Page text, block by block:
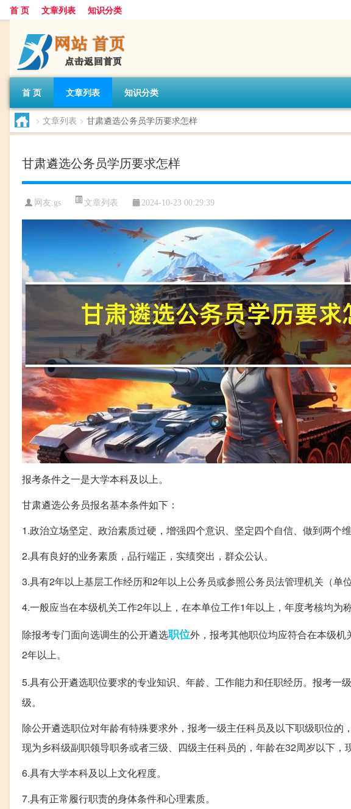
首 页 文章列表 知识分类
首 页 文章列表 知识分类
> 文章列表 > 甘肃遴选公务员学历要求怎样
甘肃遴选公务员学历要求怎样
网友:gs 文章列表 2024-10-23 00:29:39
报考条件之一是大学本科及以上。
甘肃遴选公务员报名基本条件如下：
1.政治立场坚定、政治素质过硬，增强四个意识、坚定四个自信、做到两个维
2.具有良好的业务素质，品行端正，实绩突出，群众公认。
3.具有2年以上基层工作经历和2年以上公务员或参照公务员法管理机关（单
4.一般应当在本级机关工作2年以上，在本单位工作1年以上，年度考核均为
除报考专门面向选调生的公开遴选职位外，报考其他职位均应符合在本级
2年以上。
5.具有公开遴选职位要求的专业知识、年龄、工作能力和任职经历。报考一
级。
除公开遴选职位对年龄有特殊要求外，报考一级主任科员及以下职级职位
现为乡科级副职领导职务或者三级、四级主任科员的，年龄在32周岁以下，
6.具有大学本科及以上文化程度。
7.具有正常履行职责的身体条件和心理素质。